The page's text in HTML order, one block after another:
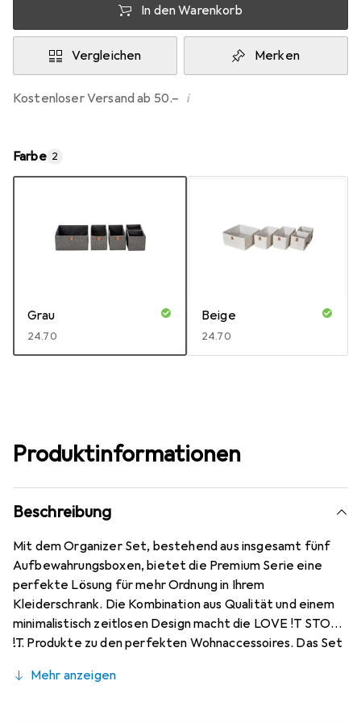
In den Warenkorb
Vergleichen Merken
Kostenloser Versand ab 50.– i
Farbe 2
Grau
CHF
24.70
Beige
CHF
24.70
Produktinformationen
Beschreibung
Mit dem Organizer Set, bestehend aus insgesamt fünf
Aufbewahrungsboxen, bietet die Premium Serie eine
perfekte Lösung für mehr Ordnung in Ihrem
Kleiderschrank. Die Kombination aus Qualität und einem
minimalistisch zeitlosen Design macht die LOVE !T STORE
!T Produkte zu den perfekten Wohnaccessoires. Das Set
cm, zwei Boxen mit den Massen 15x15x15 cm und einer Box
Mehr anzeigen